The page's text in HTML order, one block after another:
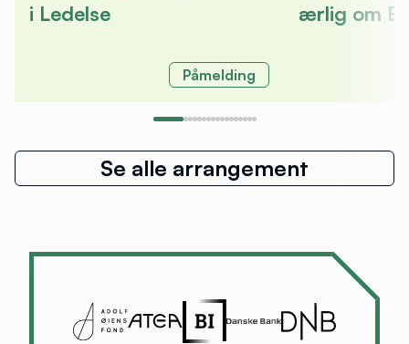
i Ledelse
Påmelding
ærlig om
Se alle arrangement